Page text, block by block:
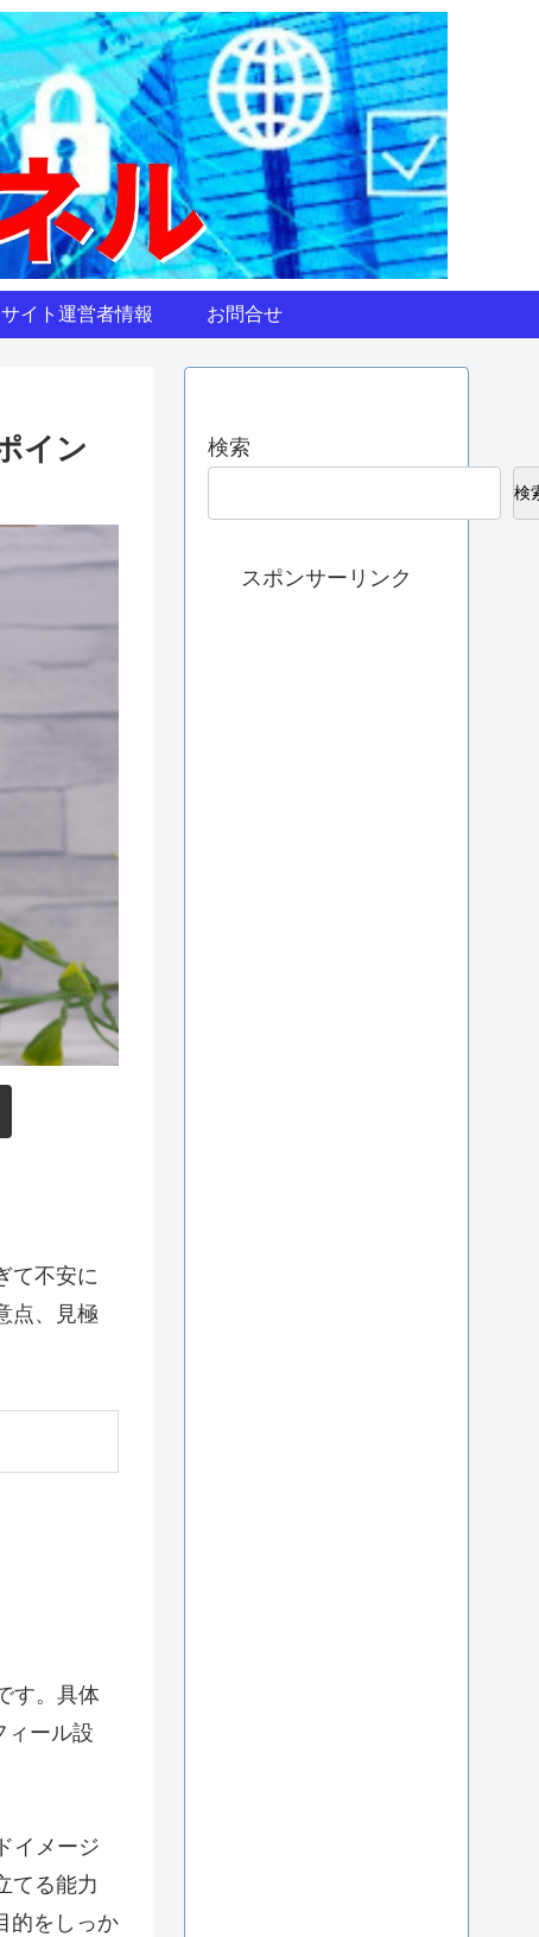
サイト運営者情報 お問合せ
イン
て不安に
点、見極
す。具体
ィール設
イメージ
てる能力
的をしっか
検索
検
スポンサーリンク